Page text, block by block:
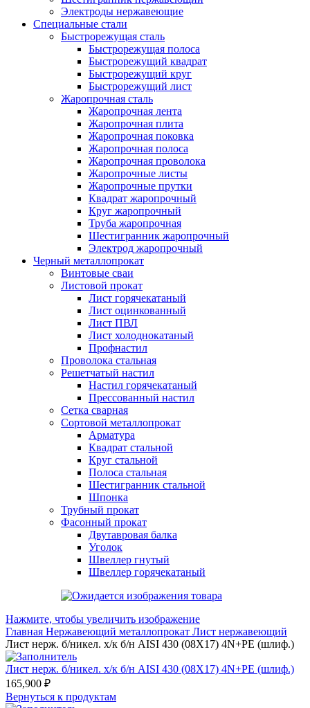
Электроды нержавеющие
Специальные стали
Быстрорежущая сталь
Быстрорежущая полоса
Быстрорежущий квадрат
Быстрорежущий круг
Быстрорежущий лист
Жаропрочная сталь
Жаропрочная лента
Жаропрочная плита
Жаропрочная поковка
Жаропрочная полоса
Жаропрочная проволока
Жаропрочные листы
Жаропрочные прутки
Квадрат жаропрочный
Круг жаропрочный
Труба жаропрочная
Шестигранник жаропрочный
Электрод жаропрочный
Черный металлопрокат
Винтовые сваи
Листовой прокат
Лист горячекатаный
Лист оцинкованный
Лист ПВЛ
Лист холоднокатаный
Профнастил
Проволока стальная
Решетчатый настил
Настил горячекатаный
Прессованный настил
Сетка сварная
Сортовой металлопрокат
Арматура
Квадрат стальной
Круг стальной
Полоса стальная
Шестигранник стальной
Шпонка
Трубный прокат
Фасонный прокат
Двутавровая балка
Уголок
Швеллер гнутый
Швеллер горячекатаный
Нажмите, чтобы увеличить изображение
Главная Нержавеющий металлопрокат Лист нержавеющий
Лист нерж. б/никел. х/к б/н AISI 430 (08Х17) 4N+PE (шлиф.)
Лист нерж. б/никел. х/к б/н AISI 430 (08Х17) 4N+PE (шлиф.)
165,900 ₽
Вернуться к продуктам